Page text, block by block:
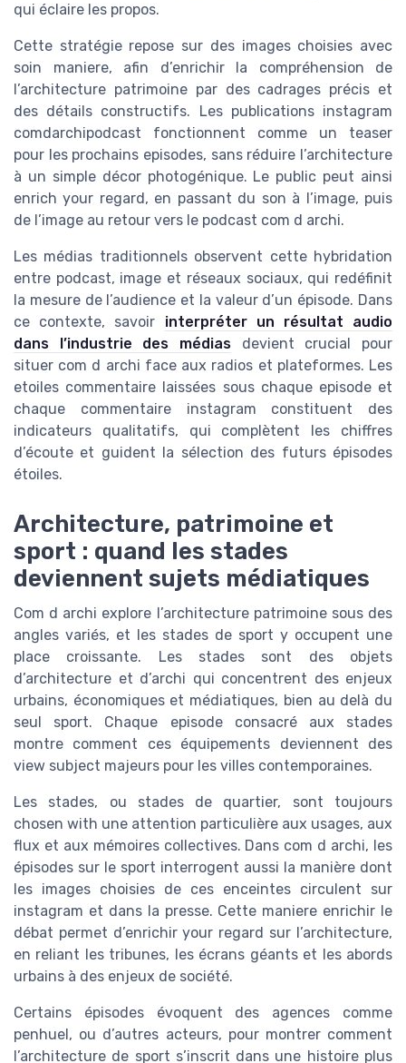
qui éclaire les propos.
Cette stratégie repose sur des images choisies avec
soin maniere, afin d’enrichir la compréhension de
l’architecture patrimoine par des cadrages précis et
des détails constructifs. Les publications instagram
comdarchipodcast fonctionnent comme un teaser
pour les prochains episodes, sans réduire l’architecture
à un simple décor photogénique. Le public peut ainsi
enrich your regard, en passant du son à l’image, puis
de l’image au retour vers le podcast com d archi.
Les médias traditionnels observent cette hybridation
entre podcast, image et réseaux sociaux, qui redéfinit
la mesure de l’audience et la valeur d’un épisode. Dans
ce contexte, savoir interpréter un résultat audio
dans l’industrie des médias devient crucial pour
situer com d archi face aux radios et plateformes. Les
etoiles commentaire laissées sous chaque episode et
chaque commentaire instagram constituent des
indicateurs qualitatifs, qui complètent les chiffres
d’écoute et guident la sélection des futurs épisodes
étoiles.
Architecture, patrimoine et
sport : quand les stades
deviennent sujets médiatiques
Com d archi explore l’architecture patrimoine sous des
angles variés, et les stades de sport y occupent une
place croissante. Les stades sont des objets
d’architecture et d’archi qui concentrent des enjeux
urbains, économiques et médiatiques, bien au delà du
seul sport. Chaque episode consacré aux stades
montre comment ces équipements deviennent des
view subject majeurs pour les villes contemporaines.
Les stades, ou stades de quartier, sont toujours
chosen with une attention particulière aux usages, aux
flux et aux mémoires collectives. Dans com d archi, les
épisodes sur le sport interrogent aussi la manière dont
les images choisies de ces enceintes circulent sur
instagram et dans la presse. Cette maniere enrichir le
débat permet d’enrichir your regard sur l’architecture,
en reliant les tribunes, les écrans géants et les abords
urbains à des enjeux de société.
Certains épisodes évoquent des agences comme
penhuel, ou d’autres acteurs, pour montrer comment
l’architecture de sport s’inscrit dans une histoire plus